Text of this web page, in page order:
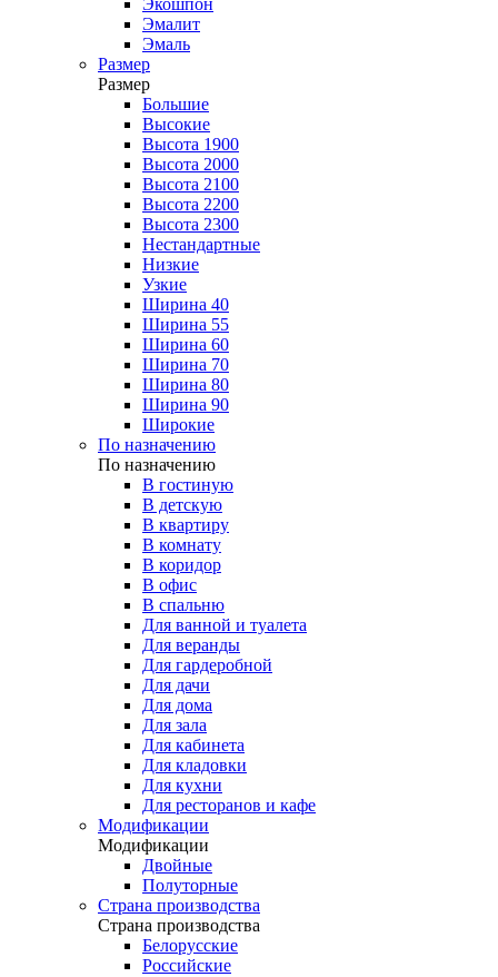
Экошпон
Эмалит
Эмаль
Размер
Размер
Большие
Высокие
Высота 1900
Высота 2000
Высота 2100
Высота 2200
Высота 2300
Нестандартные
Низкие
Узкие
Ширина 40
Ширина 55
Ширина 60
Ширина 70
Ширина 80
Ширина 90
Широкие
По назначению
По назначению
В гостиную
В детскую
В квартиру
В комнату
В коридор
В офис
В спальню
Для ванной и туалета
Для веранды
Для гардеробной
Для дачи
Для дома
Для зала
Для кабинета
Для кладовки
Для кухни
Для ресторанов и кафе
Модификации
Модификации
Двойные
Полуторные
Страна производства
Страна производства
Белорусские
Российские